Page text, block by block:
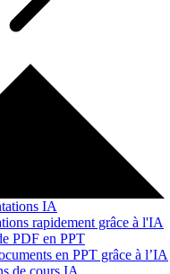
IA
rapidement grâce à l'IA
PDF en PPT
en PPT grâce à l’IA
de cours IA